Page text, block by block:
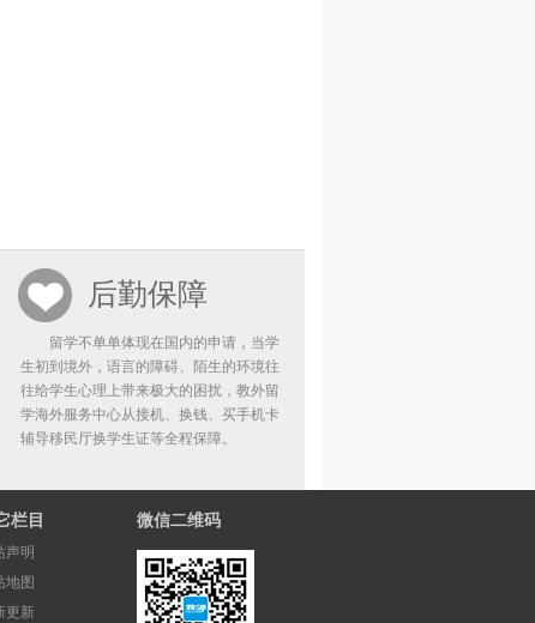
后勤保障
留学不单单体现在国内的申请，当学
生初到境外，语言的障碍、陌生的环境往
往给学生心理上带来极大的困扰，教外留
学海外服务中心从接机、换钱、买手机卡
辅导移民厅换学生证等全程保障。
栏目
声明
地图
更新
微信二维码